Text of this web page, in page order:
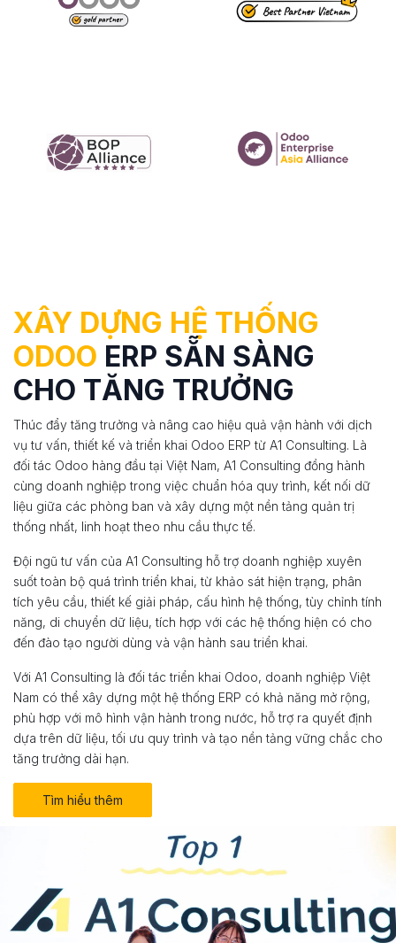
XÂY DỰNG HỆ THỐNG
ODOO ERP SẴN SÀNG
CHO TĂNG TRƯỞNG
Thúc đẩy tăng trưởng và nâng cao hiệu quả vận hành với dịch
vụ tư vấn, thiết kế và triển khai Odoo ERP từ A1 Consulting. Là
đối tác Odoo hàng đầu tại Việt Nam, A1 Consulting đồng hành
cùng doanh nghiệp trong việc chuẩn hóa quy trình, kết nối dữ
liệu giữa các phòng ban và xây dựng một nền tảng quản trị
thống nhất, linh hoạt theo nhu cầu thực tế.
Đội ngũ tư vấn của A1 Consulting hỗ trợ doanh nghiệp xuyên
suốt toàn bộ quá trình triển khai, từ khảo sát hiện trạng, phân
tích yêu cầu, thiết kế giải pháp, cấu hình hệ thống, tùy chỉnh tính
năng, di chuyển dữ liệu, tích hợp với các hệ thống hiện có cho
đến đào tạo người dùng và vận hành sau triển khai.
Với A1 Consulting là đối tác triển khai Odoo, doanh nghiệp Việt
Nam có thể xây dựng một hệ thống ERP có khả năng mở rộng,
phù hợp với mô hình vận hành trong nước, hỗ trợ ra quyết định
dựa trên dữ liệu, tối ưu quy trình và tạo nền tảng vững chắc cho
tăng trưởng dài hạn.
Tìm hiểu thêm